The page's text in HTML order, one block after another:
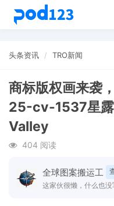
头条资讯 TRO新闻
商标版权画来袭
25-cv-1537星
Valley
404 阅读
全球图案搬运工
这家伙很懒，什么也没